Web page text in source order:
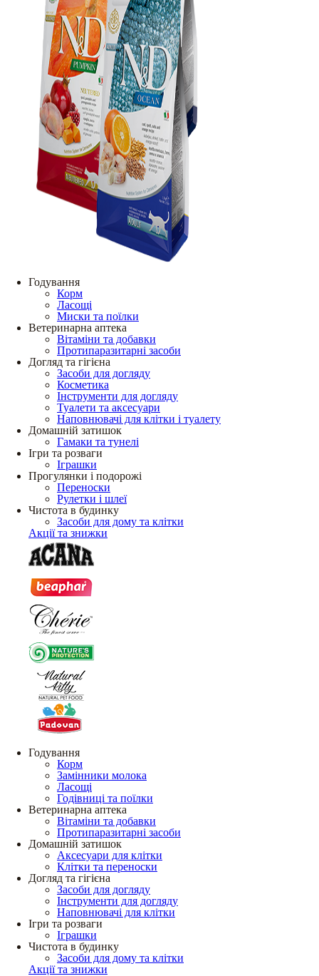
Годування
Корм
Ласощі
Миски та поїлки
Ветеринарна аптека
Вітаміни та добавки
Протипаразитарні засоби
Догляд та гігієна
Засоби для догляду
Косметика
Інструменти для догляду
Туалети та аксесуари
Наповнювачі для клітки і туалету
Домашній затишок
Гамаки та тунелі
Ігри та розваги
Іграшки
Прогулянки і подорожі
Переноски
Рулетки і шлеї
Чистота в будинку
Засоби для дому та клітки
Акції та знижки
Годування
Корм
Замінники молока
Ласощі
Годівниці та поїлки
Ветеринарна аптека
Вітаміни та добавки
Протипаразитарні засоби
Домашній затишок
Аксесуари для клітки
Клітки та переноски
Догляд та гігієна
Засоби для догляду
Інструменти для догляду
Наповнювачі для клітки
Ігри та розваги
Іграшки
Чистота в будинку
Засоби для дому та клітки
Акції та знижки